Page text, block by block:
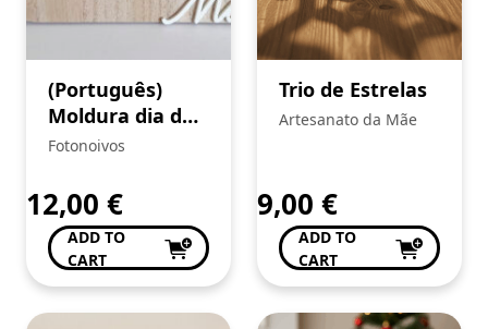
(Português)
Moldura dia da
Mãe
Fotonoivos
12,00 €
ADD TO
CART
Trio de Estrelas
Artesanato da Mãe
9,00 €
ADD TO
CART